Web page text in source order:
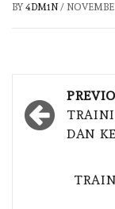
BY 4DM1N /
Post
DAN